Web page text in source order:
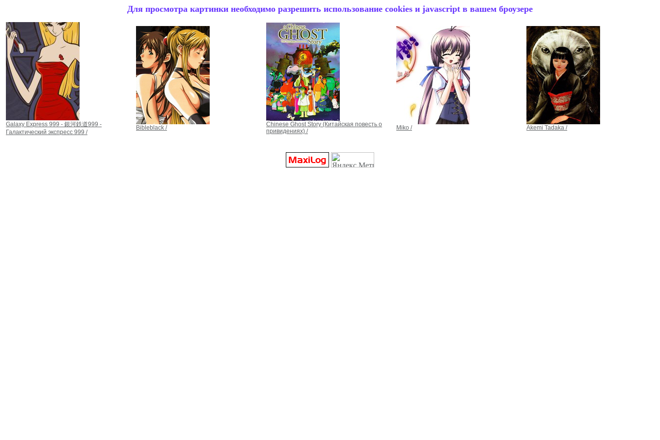
Для просмотра картинки необходимо разрешить использование cookies и javascript в вашем броузере
Galaxy Express 999 - 銀河鉄道999 -
Галактический экспресс 999 /
Bibleblack /
Chinese Ghost Story (Китайская повесть о
привидениях) /
Miko / Akemi Tadaka /